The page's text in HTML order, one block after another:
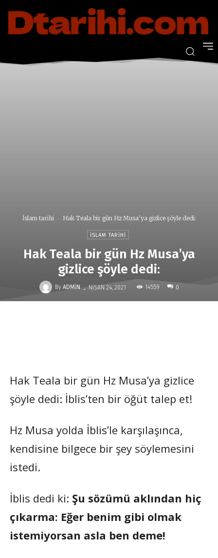
İslam tarihi Hak Teala bir gün Hz Musa'ya gizlice şöyle dedi:
İSLAM TARIHI
Hak Teala bir gün Hz Musa’ya
gizlice şöyle dedi:
By ADMIN - NISAN 24, 2021 14559 0
Hak Teala bir gün Hz Musa’ya gizlice
şöyle dedi: İblis’ten bir öğüt talep et!
Hz Musa yolda İblis’le karşılaşınca,
kendisine bilgece bir şey söylemesini
istedi.
İblis dedi ki: Şu sözümü aklından hiç
çıkarma: Eğer benim gibi olmak
istemiyorsan asla ben deme!